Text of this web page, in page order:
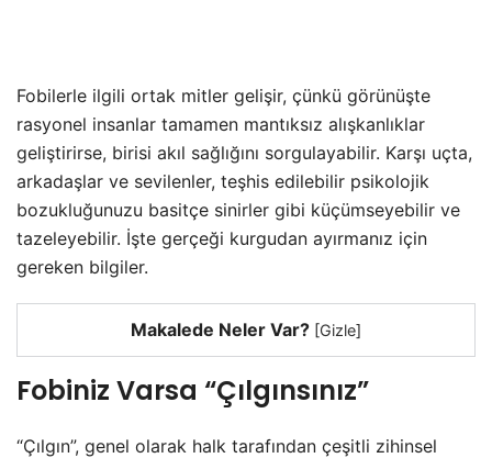
Fobilerle ilgili ortak mitler gelişir, çünkü görünüşte
rasyonel insanlar tamamen mantıksız alışkanlıklar
geliştirirse, birisi akıl sağlığını sorgulayabilir. Karşı uçta,
arkadaşlar ve sevilenler, teşhis edilebilir psikolojik
bozukluğunuzu basitçe sinirler gibi küçümseyebilir ve
tazeleyebilir. İşte gerçeği kurgudan ayırmanız için
gereken bilgiler.
Makalede Neler Var? [Gizle]
Fobiniz Varsa “Çılgınsınız”
“Çılgın”, genel olarak halk tarafından çeşitli zihinsel